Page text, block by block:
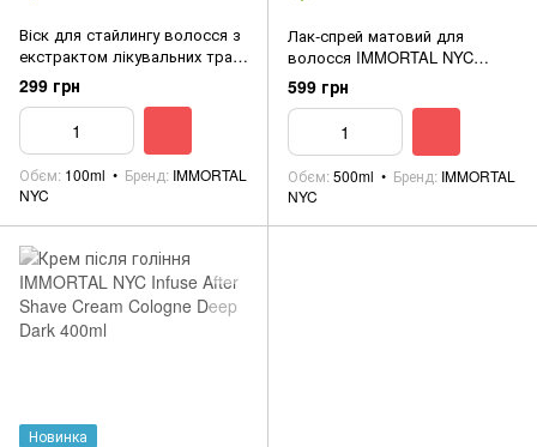
Віск для стайлингу волосся з
екстрактом лікувальних трав
IMMORTAL NYC Exclusive CBD
Gel Styling Wax 100ml
299 грн
Обєм 100ml Бренд IMMORTAL
NYC
Лак-спрей матовий для
волосся IMMORTAL NYC
Infuse Beton 500ml
599 грн
Обєм 500ml Бренд IMMORTAL
NYC
Новинка